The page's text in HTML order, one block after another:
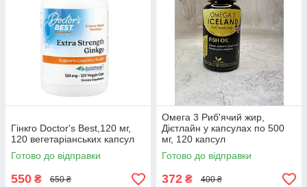
Гінкго Doctor's Best,120 мг,
120 вегетаріанських капсул
Готово до відправки
550 ₴ 650 ₴
Омега 3 Риб'ячий жир,
Дієтлайн у капсулах по 500
мг, 120 капсул
Готово до відправки
372 ₴ 400 ₴